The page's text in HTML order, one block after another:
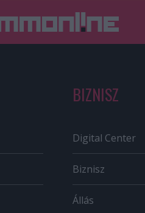
BIZNISZ
Digital Center
Biznisz
Állás